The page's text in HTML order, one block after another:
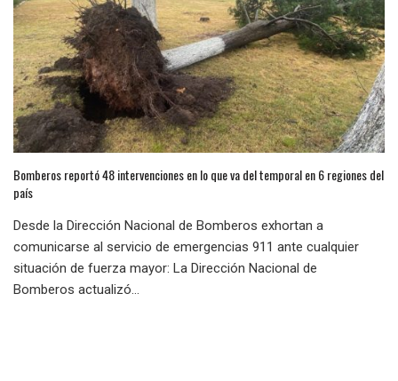
Bomberos reportó 48 intervenciones en lo que va del temporal en 6 regiones del
país
Desde la Dirección Nacional de Bomberos exhortan a
comunicarse al servicio de emergencias 911 ante cualquier
situación de fuerza mayor: La Dirección Nacional de
Bomberos actualizó...